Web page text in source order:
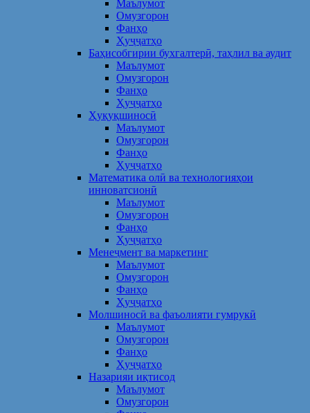
Маълумот
Омузгорон
Фанҳо
Ҳуҷҷатҳо
Баҳисобгирии бухгалтерӣ, таҳлил ва аудит
Маълумот
Омузгорон
Фанҳо
Ҳуҷҷатҳо
Ҳуқуқшиносӣ
Маълумот
Омузгорон
Фанҳо
Ҳуҷҷатҳо
Математика олӣ ва технологияҳои
инноватсионӣ
Маълумот
Омузгорон
Фанҳо
Ҳуҷҷатҳо
Менеҷмент ва маркетинг
Маълумот
Омузгорон
Фанҳо
Ҳуҷҷатҳо
Молшиносӣ ва фаъолияти гумрукӣ
Маълумот
Омузгорон
Фанҳо
Ҳуҷҷатҳо
Назарияи иқтисод
Маълумот
Омузгорон